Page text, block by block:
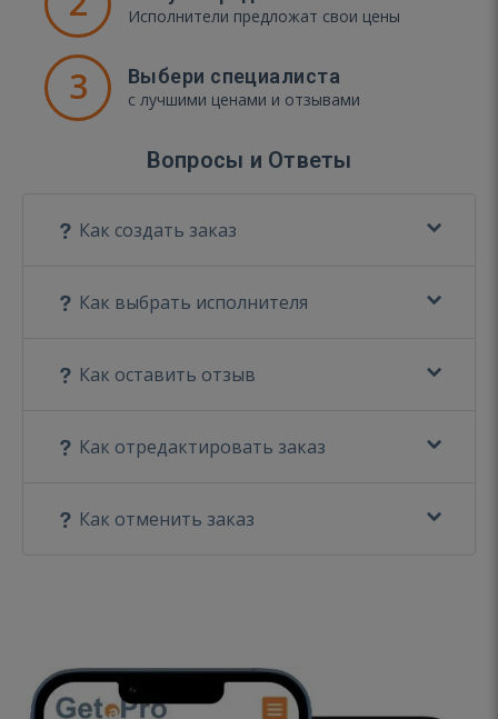
Исполнители предложат свои цены
3 Выбери специалиста
с лучшими ценами и отзывами
Вопросы и Ответы
Как создать заказ
Как выбрать исполнителя
Как оставить отзыв
Как отредактировать заказ
Как отменить заказ